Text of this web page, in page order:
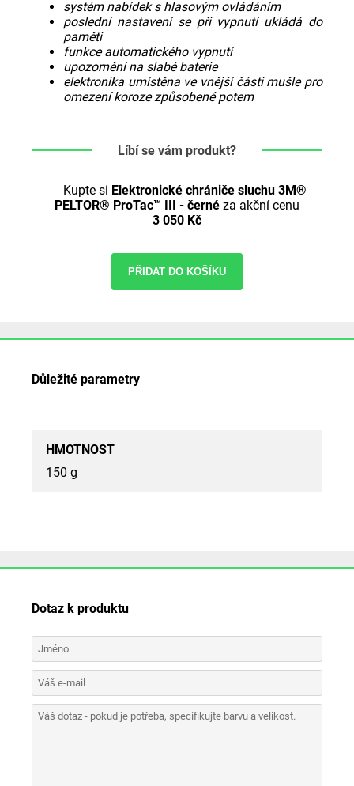
systém nabídek s hlasovým ovládáním
poslední nastavení se při vypnutí ukládá do
paměti
funkce automatického vypnutí
upozornění na slabé baterie
elektronika umístěna ve vnější části mušle pro
omezení koroze způsobené potem
Líbí se vám produkt?
Kupte si Elektronické chrániče sluchu 3M®
PELTOR® ProTac™ III - černé za akční cenu
3 050 Kč
PŘIDAT DO KOŠÍKU
Důležité parametry
HMOTNOST
150 g
Dotaz k produktu
Jméno
Váš e-mail
Váš dotaz - pokud je potřeba, specifikujte barvu a velikost.